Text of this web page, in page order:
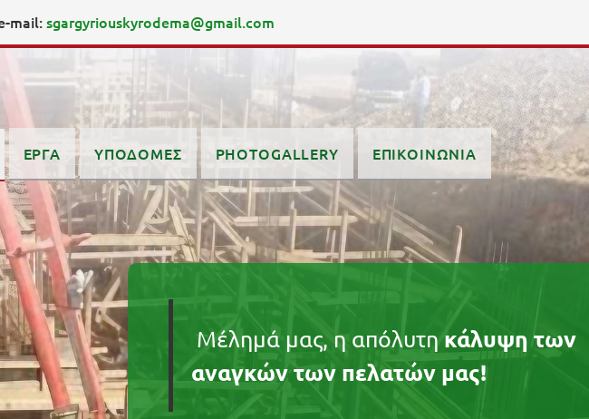
sgargyriouskyrodema@gmail.com
ΕΡΓΑ ΥΠΟΔΟΜΕΣ PHOTOGALLERY ΕΠΙΚΟΙΝΩΝΙΑ
Μέλημά μας, η απόλυτηκάλυψη των
αναγκών των πελατών μας!